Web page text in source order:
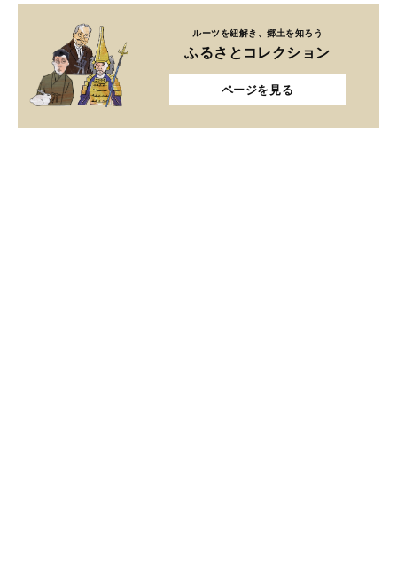
ルーツを紐解き、郷土を知ろう
ふるさとコレクション
ページを見る